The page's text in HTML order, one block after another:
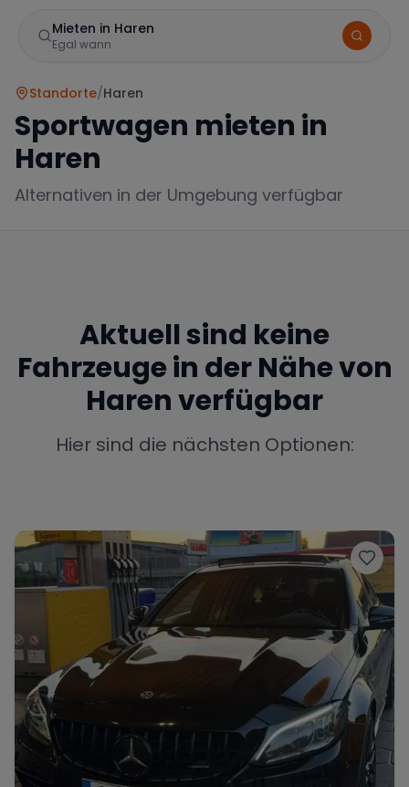
Mieten in Haren
Egal wann
Mercedes BMW Audi
Chevrolet
Aston Martin
Standorte/Haren
Sportwagen mieten in
Haren
Alternativen in der Umgebung verfügbar
Aktuell sind keine
Fahrzeuge in der Nähe von
Harenverfügbar
Hier sind die nächsten Optionen: